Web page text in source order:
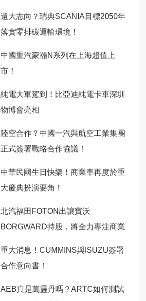
遠大志向？瑞典SCANIA目標2050年
落實零排碳運輸環境！
中國重汽豪瀚N系列在上海超值上
市！
純電大軍駕到！比亞迪純電卡車深圳
物博會亮相
陸空合作？中國一汽與航空工業集團
正式簽署戰略合作協議！
中華民國生日快樂！商業車再度於重
大慶典扮演要角！
北汽福田FOTON出讓寶沃
BORGWARD持股，將全力專注商業
重大消息！CUMMINS與ISUZU簽署
合作意向書！
AEB真是萬靈丹嗎？ARTC如何測試